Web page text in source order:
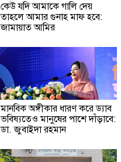
কেউ যদি আমাকে গালি দেয়
তাহলে আমার গুনাহ মাফ হবে:
জামায়াত আমির
মানবিক অঙ্গীকার ধারণ করে ড্যাব
ভবিষ্যতেও মানুষের পাশে দাঁড়াবে:
ডা. জুবাইদা রহমান